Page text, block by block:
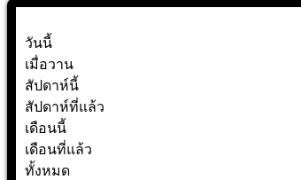
วันนี้
เมื่อวาน
สัปดาห์นี้
สัปดาห์ที่แล้ว
เดือนนี้
เดือนที่แล้ว
ทั้งหมด